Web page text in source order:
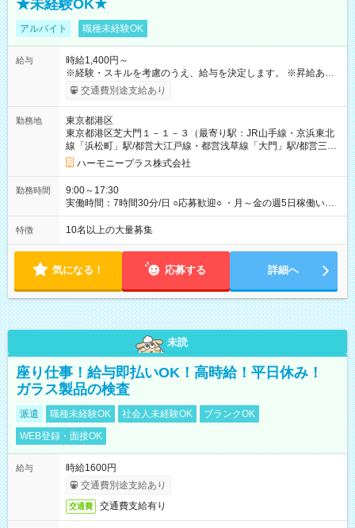
★未経験OK★
アルバイト 職種未経験OK
給与
時給1,400円～
※経験・スキルを考慮のうえ、給与を決定します。 ※昇給あり
（勤務実績・評価による） ※残業が発生した場合は、時間外手
当を全額支給します。 ※交通費支給（月額上限50,000円／当社
間中も給与・待遇に変更はありません。 【試用期間】試用期間
あり 試用期間の長さ：1ヶ月 雇用形態、給与は本採用時と同じ
です。 試用期間中は、健康保険などの福利厚生の一部が制限さ
れる可能性があります。
交通費別途支給あり
勤務地
東京都港区
東京都港区芝大門１－１－３（最寄り駅：JR山手線・京浜東北
線「浜松町」駅/都営大江戸線・都営浅草線「⼤⾨」駅/都営三田
線「御成⾨」駅）
ハーモニープラス株式会社
勤務時間
9:00～17:30
実働時間：7時間30分/日 ○応募歓迎○ ・月～金の週5日稼働いた
だける方 ・実働時間：7.5時間（休憩1時間）
特徴 10名以上の大量募集
気になる！ 応募する 詳細へ
未読
座り仕事！給与即払いOK！高時給！平日休み！
ガラス製品の検査
派遣 職種未経験OK 社会人未経験OK
ブランクOK
WEB登録・面接OK
給与
時給1600円
交通費別途支給あり
交通費 交通費支給有り